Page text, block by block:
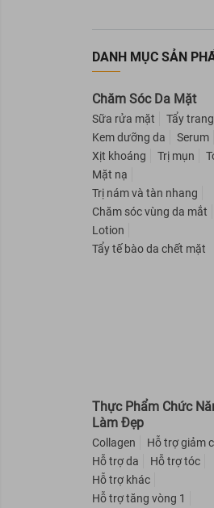
Organic Shop
Purité By Prôvence
NARIS COSMETICS
AVATAR
Rejoice
Nuxe
SEBAMED
Beautylabo
Herbal Essences
Old Spice
Love Beauty And Planet
X-Men
Hasi Kokeshi
DANH MỤC SẢN
Chăm Sóc Da Mặt
Sữa rửa mặt
Tẩy trang
Kem dưỡng da
Serum
Xịt khoáng
Trị mụn
Mặt nạ
Trị nám và tàn nhang
Chăm sóc vùng da mắt
Lotion
Tẩy tế bào da chết mặt
Thực Phẩm Chức
Làm Đẹp
Collagen
Hỗ trợ giảm
Hỗ trợ da
Hỗ trợ tóc
Hỗ trợ khác
Hỗ trợ tăng vòng 1